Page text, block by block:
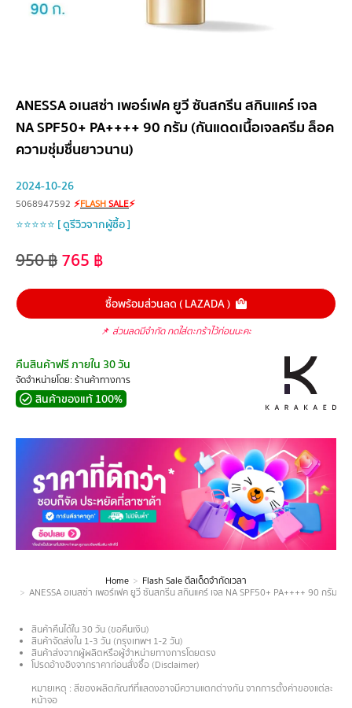
ANESSA อเนสซ่า เพอร์เฟค ยูวี ซันสกรีน สกินแคร์ เจล
NA SPF50+ PA++++ 90 กรัม (กันแดดเนื้อเจลครีม ล็อค
ความชุ่มชื่นยาวนาน)
2024-10-26
5068947592 ⚡FLASHSALE⚡
⭐⭐⭐⭐⭐ [ ดูรีวิวจากผู้ซื้อ ]
950฿765 ฿
ซื้อพร้อมส่วนลด ( LAZADA )
📌 ส่วนลดมีจำกัด กดใส่ตะกร้าไว้ก่อนนะคะ
คืนสินค้าฟรี ภายใน 30 วัน
จัดจำหน่ายโดย: ร้านค้าทางการ
สินค้าของแท้ 100%
Home
Flash Sale ดีลเด็ดจำกัดเวลา
ANESSA อเนสซ่า เพอร์เฟค ยูวี ซันสกรีน สกินแคร์ เจล NA SPF50+ PA++++ 90 กรัม
สินค้าคืนได้ใน 30 วัน (ขอคืนเงิน)
สินค้าจัดส่งใน 1-3 วัน (กรุงเทพฯ 1-2 วัน)
สินค้าส่งจากผู้ผลิตหรือผู้จำหน่ายทางการโดยตรง
โปรดอ้างอิงจากราคาก่อนสั่งซื้อ (Disclaimer)
หมายเหตุ : สีของผลิตภัณฑ์ที่แสดงอาจมีความแตกต่างกัน จากการตั้งค่าของแต่ละ
หน้าจอ